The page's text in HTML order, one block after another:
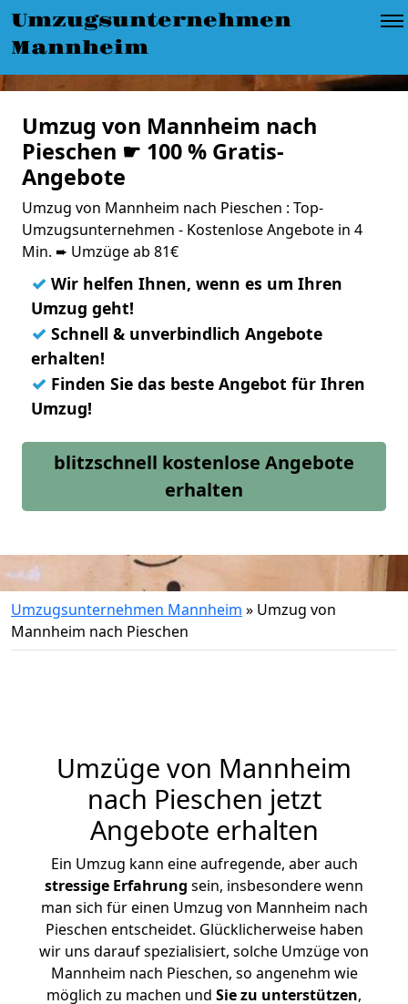
Umzugsunternehmen
Mannheim
Umzug von Mannheim nach
Pieschen ☛ 100 % Gratis-
Angebote
Umzug von Mannheim nach Pieschen : Top-
Umzugsunternehmen - Kostenlose Angebote in 4
Min. ➨ Umzüge ab 81€
✓ Wir helfen Ihnen, wenn es um Ihren
Umzug geht!
✓ Schnell & unverbindlich Angebote
erhalten!
✓ Finden Sie das beste Angebot für Ihren
Umzug!
blitzschnell kostenlose Angebote
erhalten
Umzugsunternehmen Mannheim » Umzug von
Mannheim nach Pieschen
Umzüge von Mannheim
nach Pieschen jetzt
Angebote erhalten
Ein Umzug kann eine aufregende, aber auch
stressige Erfahrung sein, insbesondere wenn
man sich für einen Umzug von Mannheim nach
Pieschen entscheidet. Glücklicherweise haben
wir uns darauf spezialisiert, solche Umzüge von
Mannheim nach Pieschen, so angenehm wie
möglich zu machen und Sie zu unterstützen,